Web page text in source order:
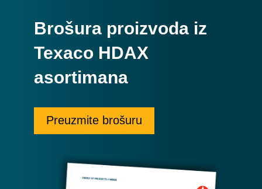
Brošura proizvoda iz
Texaco HDAX
asortimana
Preuzmite brošuru